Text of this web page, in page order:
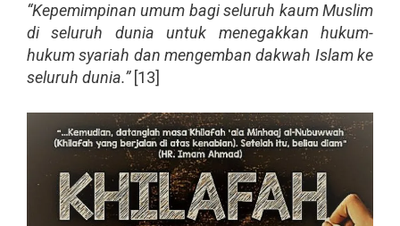
“Kepemimpinan umum bagi seluruh kaum Muslim
di seluruh dunia untuk menegakkan hukum-
hukum syariah dan mengemban dakwah Islam ke
seluruh dunia.”[13]